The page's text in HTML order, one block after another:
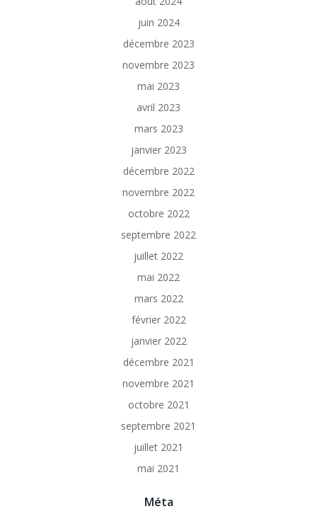
juin 2024
décembre 2023
novembre 2023
mai 2023
avril 2023
mars 2023
janvier 2023
décembre 2022
novembre 2022
octobre 2022
septembre 2022
juillet 2022
mai 2022
mars 2022
février 2022
janvier 2022
décembre 2021
novembre 2021
octobre 2021
septembre 2021
juillet 2021
mai 2021
Méta